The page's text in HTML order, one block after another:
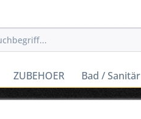
ZUBEHOER Bad / Sanitär